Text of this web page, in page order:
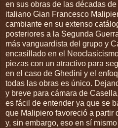
en sus obras de las décadas
italiano Gian Francesco
cambiante en su extenso
posteriores a la Segunda
más vanguardista del grupo y
encasillado en el
piezas con un atractivo para
en el caso de Ghedini y el
todas las obras es único.
y breve para cámara de
es fácil de entender ya que se
que Malipiero favoreció a partir
y, sin embargo, eso en sí